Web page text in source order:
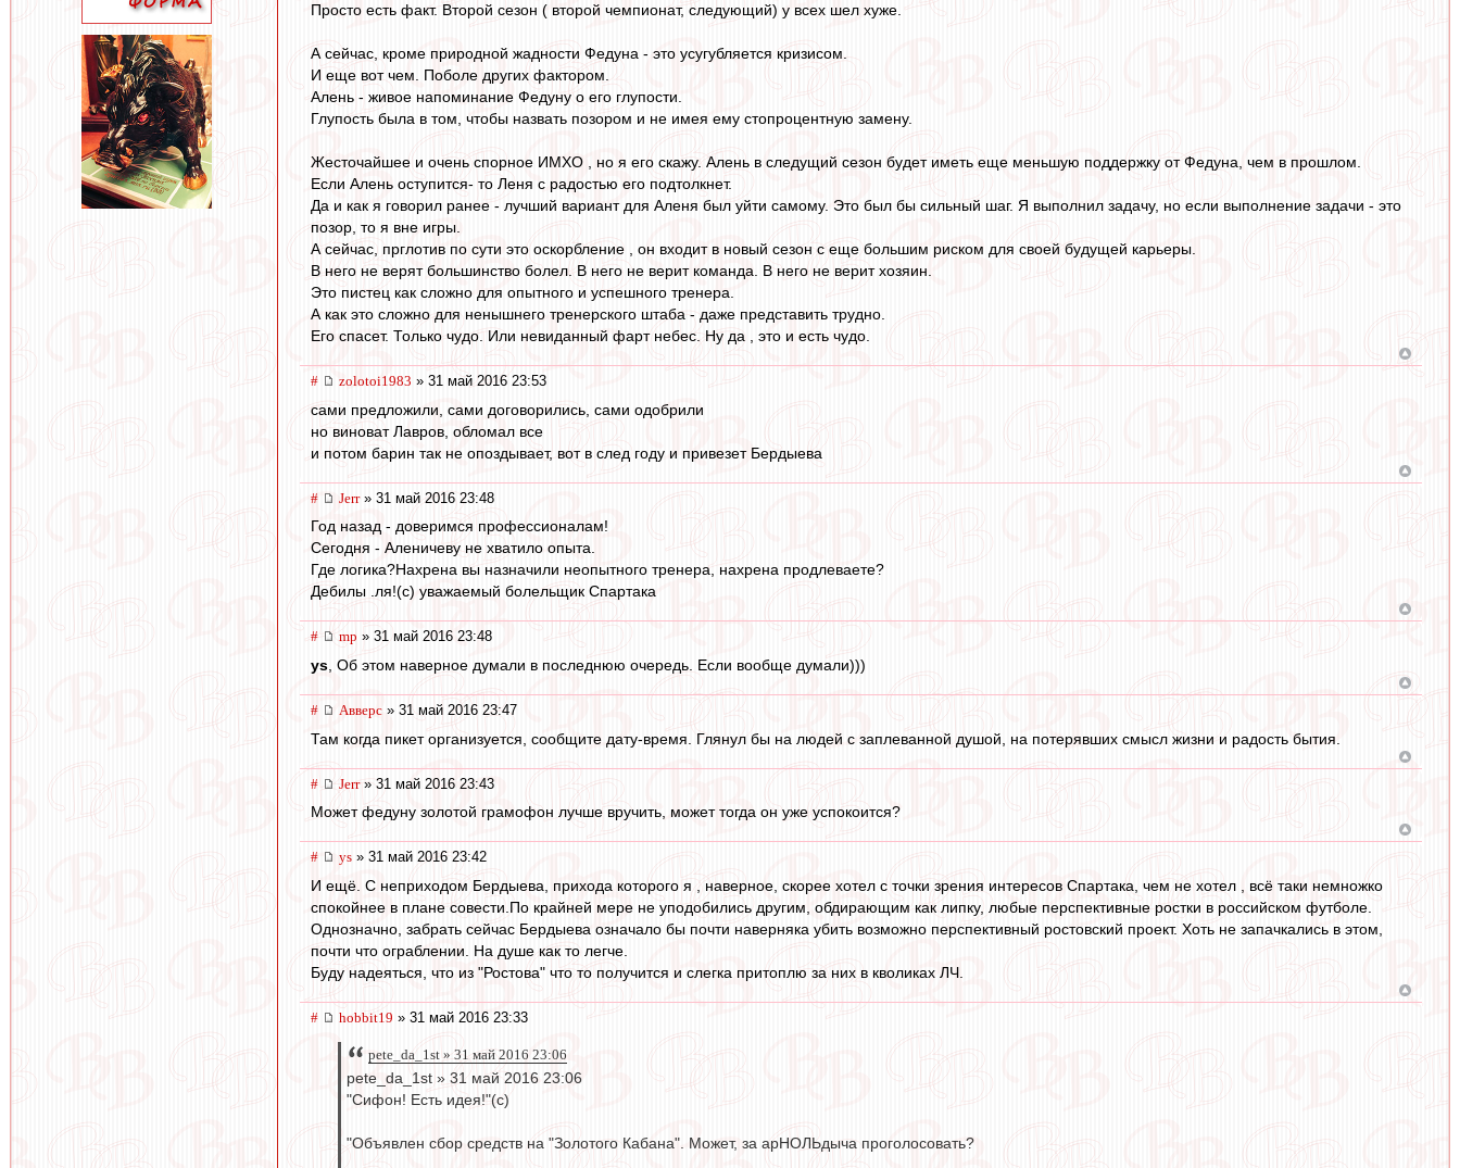
Просто есть факт. Второй сезон ( второй чемпионат, следующий) у всех шел хуже.
А сейчас, кроме природной жадности Федуна - это усугубляется кризисом.
И еще вот чем. Поболе других фактором.
Алень - живое напоминание Федуну о его глупости.
Глупость была в том, чтобы назвать позором и не имея ему стопроцентную замену.
Жесточайшее и очень спорное ИМХО , но я его скажу. Алень в следущий сезон будет иметь еще меньшую поддержку от Федуна, чем в прошлом.
Если Алень оступится- то Леня с радостью его подтолкнет.
Да и как я говорил ранее - лучший вариант для Аленя был уйти самому. Это был бы сильный шаг. Я выполнил задачу, но если выполнение задачи - это
позор, то я вне игры.
А сейчас, прглотив по сути это оскорбление , он входит в новый сезон с еще большим риском для своей будущей карьеры.
В него не верят большинство болел. В него не верит команда. В него не верит хозяин.
Это пистец как сложно для опытного и успешного тренера.
А как это сложно для ненышнего тренерского штаба - даже представить трудно.
Его спасет. Только чудо. Или невиданный фарт небес. Ну да , это и есть чудо.
# zolotoi1983 » 31 май 2016 23:53
сами предложили, сами договорились, сами одобрили
но виноват Лавров, обломал все
и потом барин так не опоздывает, вот в след году и привезет Бердыева
# Jerr» 31 май 2016 23:48
Год назад - доверимся профессионалам!
Сегодня - Аленичеву не хватило опыта.
Где логика?Нахрена вы назначили неопытного тренера, нахрена продлеваете?
Дебилы .ля!(с) уважаемый болельщик Спартака
# mp » 31 май 2016 23:48
ys , Об этом наверное думали в последнюю очередь. Если вообще думали)))
# Авверс » 31 май 2016 23:47
Там когда пикет организуется, сообщите дату-время. Глянул бы на людей с заплеванной душой, на потерявших смысл жизни и радость бытия.
# Jerr» 31 май 2016 23:43
Может федуну золотой грамофон лучше вручить, может тогда он уже успокоится?
# ys » 31 май 2016 23:42
И ещё. С неприходом Бердыева, прихода которого я , наверное, скорее хотел с точки зрения интересов Спартака, чем не хотел , всё таки немножко
спокойнее в плане совести.По крайней мере не уподобились другим, обдирающим как липку, любые перспективные ростки в российском футболе.
Однозначно, забрать сейчас Бердыева означало бы почти наверняка убить возможно перспективный ростовский проект. Хоть не запачкались в этом,
почти что ограблении. На душе как то легче.
Буду надеяться, что из "Ростова" что то получится и слегка притоплю за них в кволиках ЛЧ.
# hobbit19 » 31 май 2016 23:33
pete_da_1st » 31 май 2016 23:06
pete_da_1st » 31 май 2016 23:06
"Сифон! Есть идея!"(с)
"Объявлен сбор средств на "Золотого Кабана". Может, за арНОЛЬдыча проголосовать?